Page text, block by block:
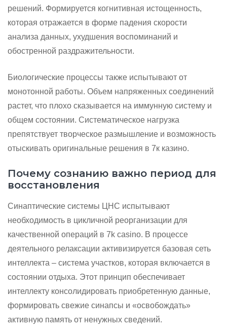
решений. Формируется когнитивная истощенность,
которая отражается в форме падения скорости
анализа данных, ухудшения воспоминаний и
обостренной раздражительности.
Биологические процессы также испытывают от
монотонной работы. Объем напряженных соединений
растет, что плохо сказывается на иммунную систему и
общем состоянии. Систематическое нагрузка
препятствует творческое размышление и возможность
отыскивать оригинальные решения в 7к казино.
Почему сознанию важно период для
восстановления
Синаптические системы ЦНС испытывают
необходимость в цикличной реорганизации для
качественной операций в 7k casino. В процессе
деятельного релаксации активизируется базовая сеть
интеллекта – система участков, которая включается в
состоянии отдыха. Этот принцип обеспечивает
интеллекту консолидировать приобретенную данные,
формировать свежие синапсы и «освобождать»
активную память от ненужных сведений.